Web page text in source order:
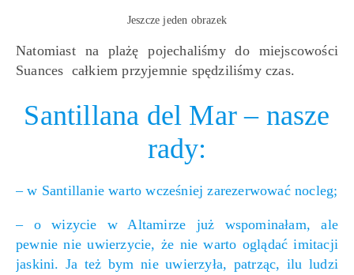
Jeszcze jeden obrazek
Natomiast na plażę pojechaliśmy do miejscowości
Suances całkiem przyjemnie spędziliśmy czas.
Santillana del Mar – nasze
rady:
– w Santillanie warto wcześniej zarezerwować nocleg;
– o wizycie w Altamirze już wspominałam, ale
pewnie nie uwierzycie, że nie warto oglądać imitacji
jaskini. Ja też bym nie uwierzyła, patrząc, ilu ludzi